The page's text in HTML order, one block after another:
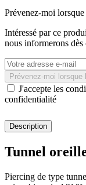
Prévenez-moi
Intéressé par ce
nous informerons
Prévenez-moi
J'accepte les
confidentialité
Description
Tunnel
Piercing de type